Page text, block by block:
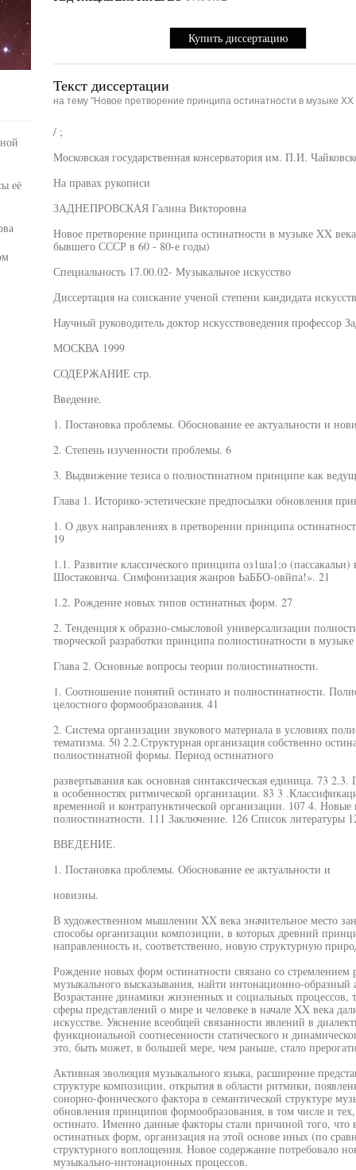
Купить диссертацию
Текст диссертации
на тему "Новое претворение принципа остинатности в музыке ХХ
/ ;
Московская государственная консерватория им. П.И.
На правах рукописи
ЗАДНЕПРОВСКАЯ Галина Викторовна
Новое претворение принципа остинатности в музыке XX
бывшего СССР в 60 - 80-е годы)
Специальность 17.00.02- Музыкальное искусство
Диссертация на соискание ученой степени кандидата
Научный руководитель доктор искусствоведения профессор
МОСКВА 1999
СОДЕРЖАНИЕ стр.
Введение.
1. Постановка проблемы. Обоснование ее актуальности и
2. Степень изученности проблемы. 6
3. Выдвижение тезиса о полиостинатном принципе как
Глава 1. Историко-эстетические предпосылки обновления
1. О двух направлениях в претворении принципа
19
1.1. Развитие классического принципа оз1ша1;о
Шостаковича. Симфонизация жанров ЬаББО-овйпа!». 21
1.2. Рождение новых типов остинатных форм. 27
2. Тенденция к образно-смысловой универсализации
творческой разработки принципа полиостинатности в
Глава 2. Основные вопросы теории полиостинатности.
1. Соотношение понятий остинато и полиостинатности.
целостного формообразования. 41
2. Система организации звукового материала в условиях
тематизма. 50 2.2.Структурная организация собственно
полиостинатной формы. Период остинатного
развертывания как основная синтаксическая единица. 73
в особенностях ритмической организации. 83 3
временной и контрапунктической организации. 107 4.
полиостинатности. 111 Заключение. 126 Список литературы
ВВЕДЕНИЕ.
1. Постановка проблемы. Обоснование ее актуальности и
новизны.
В художественном мышлении XX века значительное место
способы организации композиции, в которых древний
направленность и, соответственно, новую структурную
Рождение новых форм остинатности связано со стремлением
музыкального высказывания, найти интонационно-образный
Возрастание динамики жизненных и социальных процессов,
сферы представлений о мире и человеке в начале XX века
искусстве. Уяснение всеобщей связанности явлений в
функциональной соотнесенности статического и
это, быть может, в большей мере, чем раньше, стало
Активная эволюция музыкального языка, расширение
структуре композиции, открытия в области ритмики,
сонорно-фонического фактора в семантической структуре
обновления принципов формообразования, в том числе и
остинато. Именно данные факторы стали причиной того, что
остинатных форм, организация на этой основе иных (по
структурного воплощения. Новое содержание потребовало
музыкально-интонационных процессов.
её